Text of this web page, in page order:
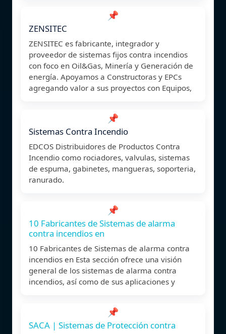
📌
ZENSITEC
ZENSITEC es fabricante, integrador y
proveedor de sistemas fijos contra incendios
con foco en Oil&Gas, Minería y Generación de
energía. Apoyamos a Constructoras y EPCs
agregando valor a sus proyectos con Equipos,
📌
Sistemas Contra Incendio
EDCOS Distribuidores de Productos Contra
Incendio como rociadores, valvulas, sistemas
de espuma, gabinetes, mangueras, soporteria,
ranurado.
📌
10 Fabricantes de Sistemas de alarma
contra incendios en
10 Fabricantes de Sistemas de alarma contra
incendios en Esta sección ofrece una visión
general de los sistemas de alarma contra
incendios, así como de sus aplicaciones y
📌
SACA | Sistemas de Protección contra